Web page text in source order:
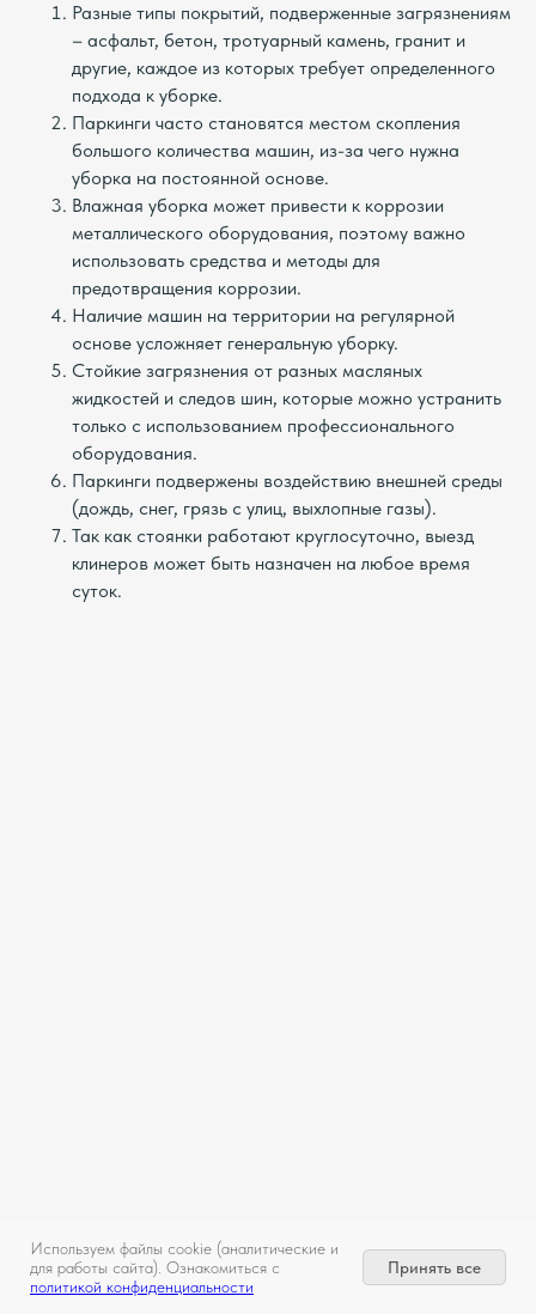
Разные типы покрытий, подверженные загрязнениям
– асфальт, бетон, тротуарный камень, гранит и
другие, каждое из которых требует определенного
подхода к уборке.
Паркинги часто становятся местом скопления
большого количества машин, из-за чего нужна
уборка на постоянной основе.
Влажная уборка может привести к коррозии
металлического оборудования, поэтому важно
использовать средства и методы для
предотвращения коррозии.
Наличие машин на территории на регулярной
основе усложняет генеральную уборку.
Стойкие загрязнения от разных масляных
жидкостей и следов шин, которые можно устранить
только с использованием профессионального
оборудования.
Паркинги подвержены воздействию внешней среды
(дождь, снег, грязь с улиц, выхлопные газы).
Так как стоянки работают круглосуточно, выезд
клинеров может быть назначен на любое время
суток.
Используем файлы cookie (аналитические и
для работы сайта). Ознакомиться с
политикой конфиденциальности
Принять все